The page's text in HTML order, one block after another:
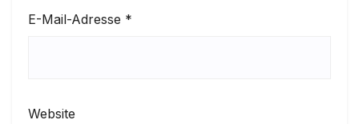
E-Mail-Adresse *
Website